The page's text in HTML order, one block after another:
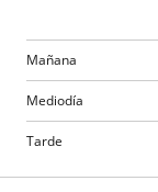
Mañana
Mediodía
Tarde